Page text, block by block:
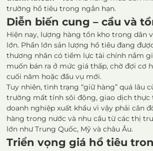
trường hồ tiêu trong ngắn hạn.
Diễn biến cung – cầu và
Hiện nay, lượng hàng tồn kho trong dân
lớn. Phần lớn sản lượng hồ tiêu đang
thương nhân có tiềm lực tài chính nắm
muốn bán ra ở mức giá thấp, chờ đợi cơ
cuối năm hoặc đầu vụ mới.
Tuy nhiên, tình trạng “giữ hàng” quá lâu
trường mất tính sôi động, giao dịch thực
doanh nghiệp xuất khẩu vì vậy phải cân
hàng trong nước và nhu cầu từ các thị
lớn như Trung Quốc, Mỹ và châu Âu.
Triển vọng giá hồ tiêu